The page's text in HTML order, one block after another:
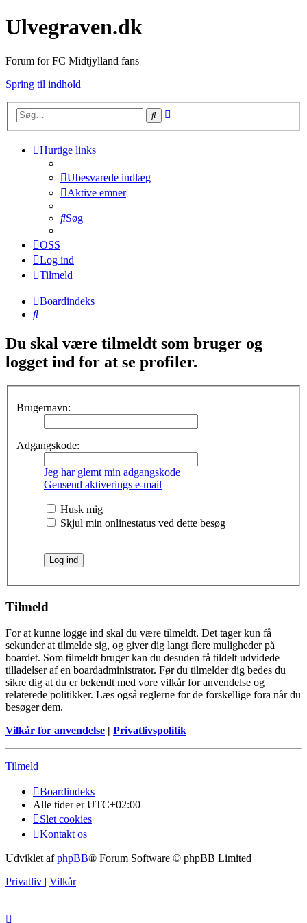
Ulvegraven.dk
Forum for FC Midtjylland fans
Spring til indhold
Søg
Hurtige links
Ubesvarede indlæg
Aktive emner
Søg
OSS
Log ind
Tilmeld
Boardindeks
Søg
Du skal være tilmeldt som bruger og
logget ind for at se profiler.
Brugernavn:
Adgangskode:
Jeg har glemt min adgangskode
Gensend aktiverings e-mail
Husk mig
Skjul min onlinestatus ved dette besøg
Tilmeld
For at kunne logge ind skal du være tilmeldt. Det tager kun få
sekunder at tilmelde sig, og giver dig langt flere muligheder på
boardet. Som tilmeldt bruger kan du desuden få tildelt udvidede
tilladelser af en boardadministrator. Før du tilmelder dig bedes du
sikre dig at du er bekendt med vore vilkår for anvendelse og
relaterede politikker. Læs også reglerne for de forskellige fora når du
besøger dem.
Vilkår for anvendelse | Privatlivspolitik
Tilmeld
Boardindeks
Alle tider erUTC+02:00
Slet cookies
Kontakt os
Udviklet afphpBB® Forum Software © phpBB Limited
Privatliv | Vilkår